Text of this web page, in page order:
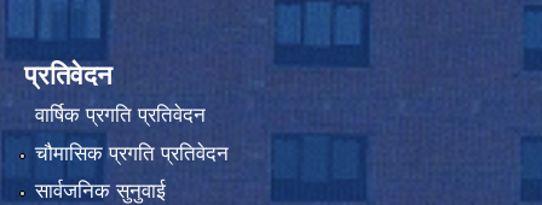
प्रतिवेदन
वार्षिक प्रगति प्रतिवेदन
चौमासिक प्रगति प्रतिवेदन
सार्वजनिक सुनुवाई